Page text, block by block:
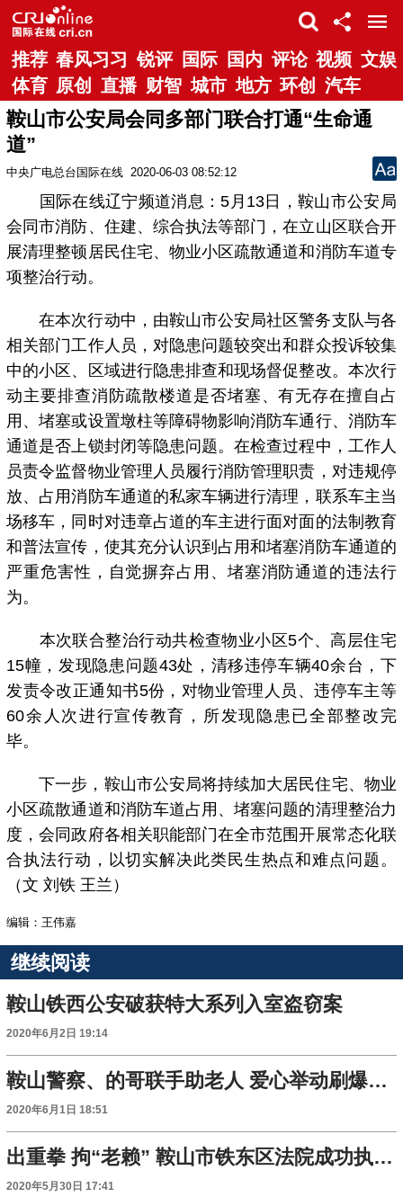
推荐 春风习习 锐评 国际 国内 评论 视频 文娱
体育 原创 直播 财智 城市 地方 环创 汽车
鞍山市公安局会同多部门联合打通“生命通
道”
中央广电总台国际在线 2020-06-03 08:52:12
国际在线辽宁频道消息：5月13日，鞍山市公安局
会同市消防、住建、综合执法等部门，在立山区联合开
展清理整顿居民住宅、物业小区疏散通道和消防车道专
项整治行动。
在本次行动中，由鞍山市公安局社区警务支队与各
相关部门工作人员，对隐患问题较突出和群众投诉较集
中的小区、区域进行隐患排查和现场督促整改。本次行
动主要排查消防疏散楼道是否堵塞、有无存在擅自占
用、堵塞或设置墩柱等障碍物影响消防车通行、消防车
通道是否上锁封闭等隐患问题。在检查过程中，工作人
员责令监督物业管理人员履行消防管理职责，对违规停
放、占用消防车通道的私家车辆进行清理，联系车主当
场移车，同时对违章占道的车主进行面对面的法制教育
和普法宣传，使其充分认识到占用和堵塞消防车通道的
严重危害性，自觉摒弃占用、堵塞消防通道的违法行
为。
本次联合整治行动共检查物业小区5个、高层住宅
15幢，发现隐患问题43处，清移违停车辆40余台，下
发责令改正通知书5份，对物业管理人员、违停车主等
60余人次进行宣传教育，所发现隐患已全部整改完
毕。
下一步，鞍山市公安局将持续加大居民住宅、物业
小区疏散通道和消防车道占用、堵塞问题的清理整治力
度，会同政府各相关职能部门在全市范围开展常态化联
合执法行动，以切实解决此类民生热点和难点问题。
（文 刘铁 王兰）
编辑：王伟嘉
继续阅读
鞍山铁西公安破获特大系列入室盗窃案
2020年6月2日 19:14
鞍山警察、的哥联手助老人 爱心举动刷爆朋友圈
2020年6月1日 18:51
出重拳 拘“老赖” 鞍山市铁东区法院成功执结一起拖欠农民工工资案
2020年5月30日 17:41